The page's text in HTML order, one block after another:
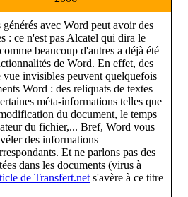
avec Word peut avoir des
: ce n'est pas Alcatel qui dira le
beaucoup d'autres a déjà été
de Word. En effet, des
invisibles peuvent quelquefois
Word : des reliquats de textes
méta-informations telles que
du document, le temps
du fichier,... Bref, Word vous
des informations
Et ne parlons pas des
dans les documents (virus à
de Transfert.net s'avère à ce titre